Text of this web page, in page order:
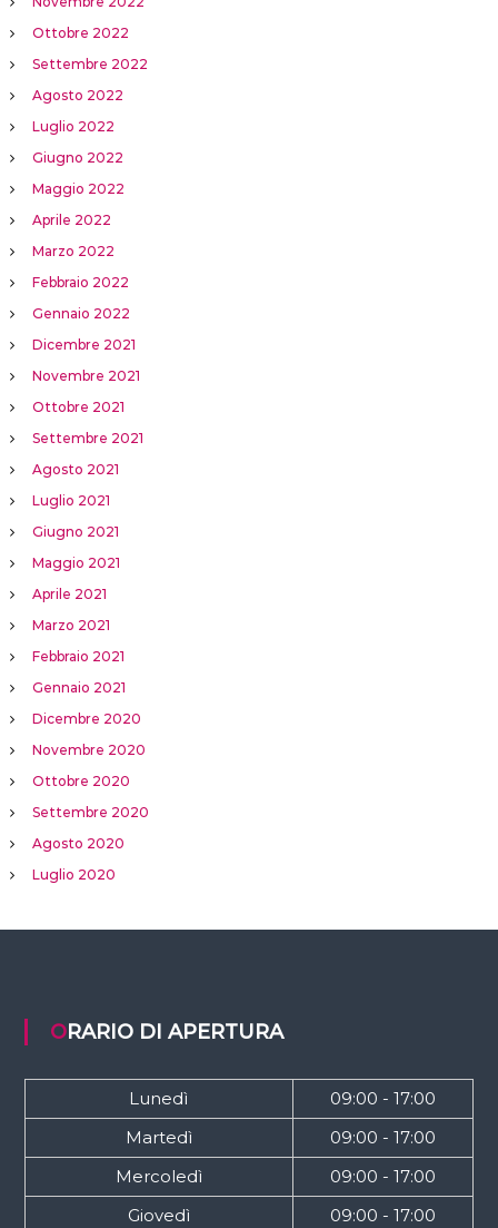
Ottobre 2022
Settembre 2022
Agosto 2022
Luglio 2022
Giugno 2022
Maggio 2022
Aprile 2022
Marzo 2022
Febbraio 2022
Gennaio 2022
Dicembre 2021
Novembre 2021
Ottobre 2021
Settembre 2021
Agosto 2021
Luglio 2021
Giugno 2021
Maggio 2021
Aprile 2021
Marzo 2021
Febbraio 2021
Gennaio 2021
Dicembre 2020
Novembre 2020
Ottobre 2020
Settembre 2020
Agosto 2020
Luglio 2020
ORARIO DI APERTURA
Lunedì
09:00 - 17:00
Martedì
09:00 - 17:00
Mercoledì
09:00 - 17:00
Giovedì
09:00 - 17:00